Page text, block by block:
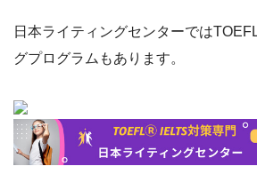
日本ライティングセンターでは
グプログラムもあります。